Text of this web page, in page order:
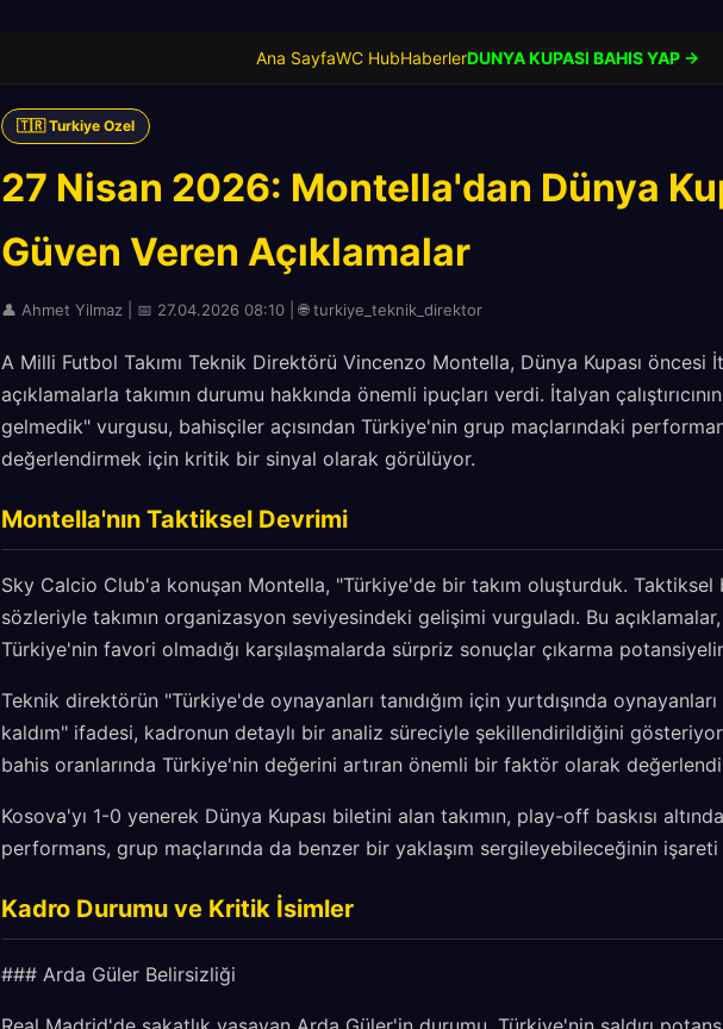
Ana SayfaWC HubHaberlerDUNYA KUPASI BAHIS YAP →
🇹🇷 Turkiye Ozel
27 Nisan 2026: Montella'dan Dünya
Güven Veren Açıklamalar
👤 Ahmet Yilmaz | 📅 27.04.2026 08:10 | 🌐 turkiye_teknik_direktor
A Milli Futbol Takımı Teknik Direktörü Vincenzo Montella, Dünya Kupası öncesi
açıklamalarla takımın durumu hakkında önemli ipuçları verdi. İtalyan
gelmedik" vurgusu, bahisçiler açısından Türkiye'nin grup maçlarındaki
değerlendirmek için kritik bir sinyal olarak görülüyor.
Montella'nın Taktiksel Devrimi
Sky Calcio Club'a konuşan Montella, "Türkiye'de bir takım oluşturduk.
sözleriyle takımın organizasyon seviyesindeki gelişimi vurguladı. Bu
Türkiye'nin favori olmadığı karşılaşmalarda sürpriz sonuçlar çıkarma
Teknik direktörün "Türkiye'de oynayanları tanıdığım için yurtdışında
kaldım" ifadesi, kadronun detaylı bir analiz süreciyle şekillendirildiğini
bahis oranlarında Türkiye'nin değerini artıran önemli bir faktör olarak
Kosova'yı 1-0 yenerek Dünya Kupası biletini alan takımın, play-off baskısı
performans, grup maçlarında da benzer bir yaklaşım sergileyebileceğinin işareti
Kadro Durumu ve Kritik İsimler
### Arda Güler Belirsizliği